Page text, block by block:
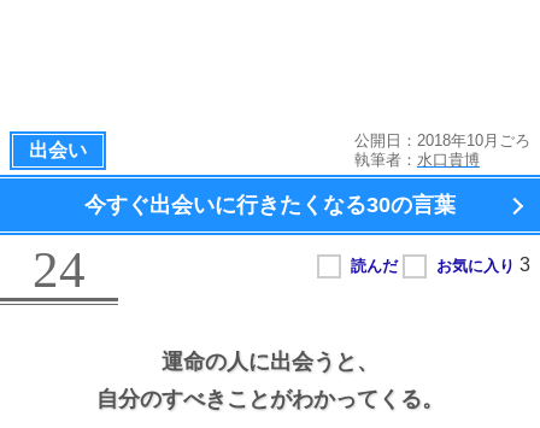
出会い
公開日：2018年10月ごろ
執筆者： 水口貴博
今すぐ出会いに行きたくなる30の言葉
24
運命の人に出会うと、
自分のすべきことがわかってくる。